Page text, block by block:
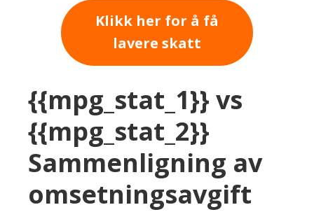
Klikk her for å få
lavere skatt
{{mpg_stat_1}} vs
{{mpg_stat_2}}
Sammenligning av
omsetningsavgift